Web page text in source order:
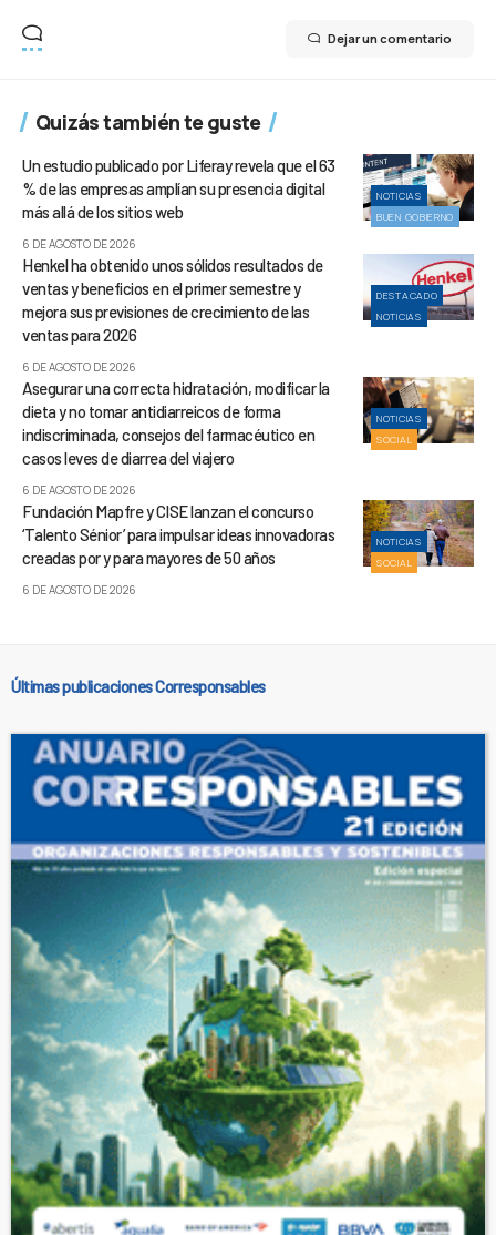
Dejar un comentario
Quizás también te guste
NOTICIAS
BUEN GOBIERNO
Un estudio publicado por Liferay revela que el 63
% de las empresas amplían su presencia digital
más allá de los sitios web
6 DE AGOSTO DE 2026
DESTACADO
NOTICIAS
Henkel ha obtenido unos sólidos resultados de
ventas y beneficios en el primer semestre y
mejora sus previsiones de crecimiento de las
ventas para 2026
6 DE AGOSTO DE 2026
NOTICIAS
SOCIAL
Asegurar una correcta hidratación, modificar la
dieta y no tomar antidiarreicos de forma
indiscriminada, consejos del farmacéutico en
casos leves de diarrea del viajero
6 DE AGOSTO DE 2026
NOTICIAS
SOCIAL
Fundación Mapfre y CISE lanzan el concurso
‘Talento Sénior’ para impulsar ideas innovadoras
creadas por y para mayores de 50 años
6 DE AGOSTO DE 2026
Últimas publicaciones Corresponsables